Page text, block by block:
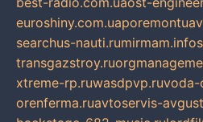
euroshiny.com.ua
searchus-nauti.rumirmam.info
transgazstroy.ru
xtreme-rp.ruwasdpvp.ruvoda-
orenferma.ruavtoservis-